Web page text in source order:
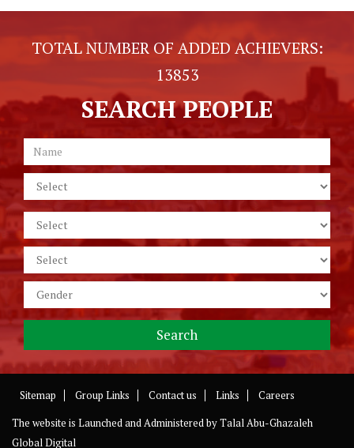
TOTAL NUMBER OF ADDED ACHIEVERS:
13853
SEARCH PEOPLE
Sitemap Group Links Contact us Links
Careers
The website is Launched and Administered byTalal Abu-Ghazaleh
Global Digital